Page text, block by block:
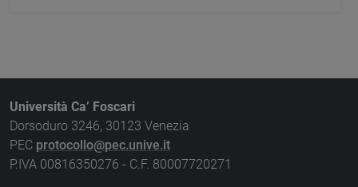
Università Ca’ Foscari
Dorsoduro 3246, 30123 Venezia
PEC protocollo@pec.unive.it
P.IVA 00816350276 - C.F. 80007720271